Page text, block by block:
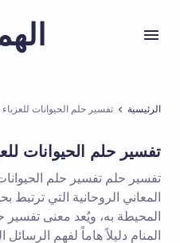
الرئيسية تفسير حلم الحيوانات للعزباء
تفسير حلم الحيوانات
تفسير حلم تفسير حلم
المعاني الروحانية التي ترتبط
المحيطة به، ويُعد معنى تفسير
المنام دليلاً هاماً لفهم